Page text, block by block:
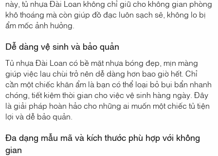
này, tủ nhựa Đài Loan không chỉ giữ cho không gian phòng
khô thoáng mà còn giúp đồ đạc luôn sạch sẽ, không lo bị
ẩm mốc ảnh hưởng.
Dễ dàng vệ sinh và bảo quản
Tủ nhựa Đài Loan có bề mặt nhựa bóng đẹp, mịn màng
giúp việc lau chùi trở nên dễ dàng hơn bao giờ hết. Chỉ
cần một chiếc khăn ẩm là bạn có thể loại bỏ bụi bẩn nhanh
chóng, tiết kiệm thời gian cho việc vệ sinh hàng ngày. Đây
là giải pháp hoàn hảo cho những ai muốn một chiếc tủ tiện
lợi và dễ bảo quản.
Đa dạng mẫu mã và kích thước phù hợp với không
gian